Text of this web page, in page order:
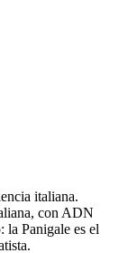
italiana.
con ADN
Panigale es el